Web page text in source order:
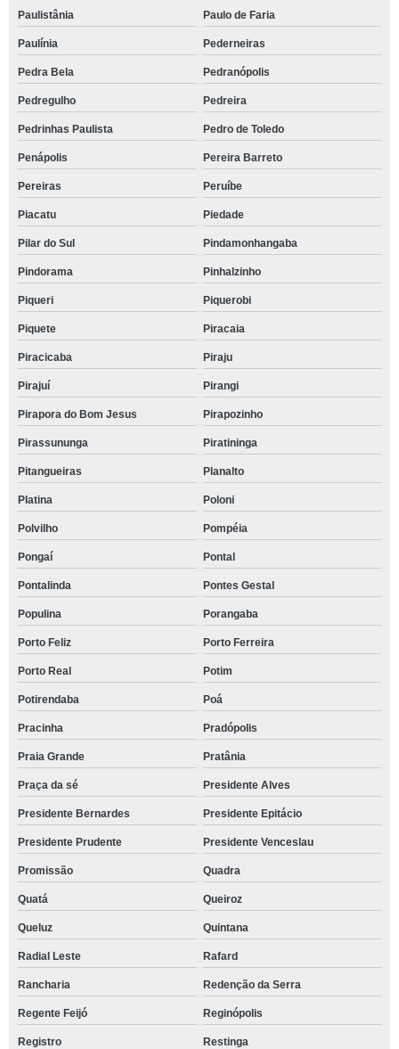
Paulistânia Paulo de Faria
Paulínia Pederneiras
Pedra Bela Pedranópolis
Pedregulho Pedreira
Pedrinhas Paulista Pedro de Toledo
Penápolis Pereira Barreto
Pereiras Peruíbe
Piacatu Piedade
Pilar do Sul Pindamonhangaba
Pindorama Pinhalzinho
Piqueri Piquerobi
Piquete Piracaia
Piracicaba Piraju
Pirajuí Pirangi
Pirapora do Bom Jesus Pirapozinho
Pirassununga Piratininga
Pitangueiras Planalto
Platina Poloni
Polvilho Pompéia
Pongaí Pontal
Pontalinda Pontes Gestal
Populina Porangaba
Porto Feliz Porto Ferreira
Porto Real Potim
Potirendaba Poá
Pracinha Pradópolis
Praia Grande Pratânia
Praça da sé Presidente Alves
Presidente Bernardes Presidente Epitácio
Presidente Prudente Presidente Venceslau
Promissão Quadra
Quatá Queiroz
Queluz Quintana
Radial Leste Rafard
Rancharia Redenção da Serra
Regente Feijó Reginópolis
Registro Restinga